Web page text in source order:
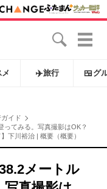
メ ✈️旅行 🍱 グ
イド
ってみる。写真撮影はOK？
下川裕治 | 概要（概要）
メートル